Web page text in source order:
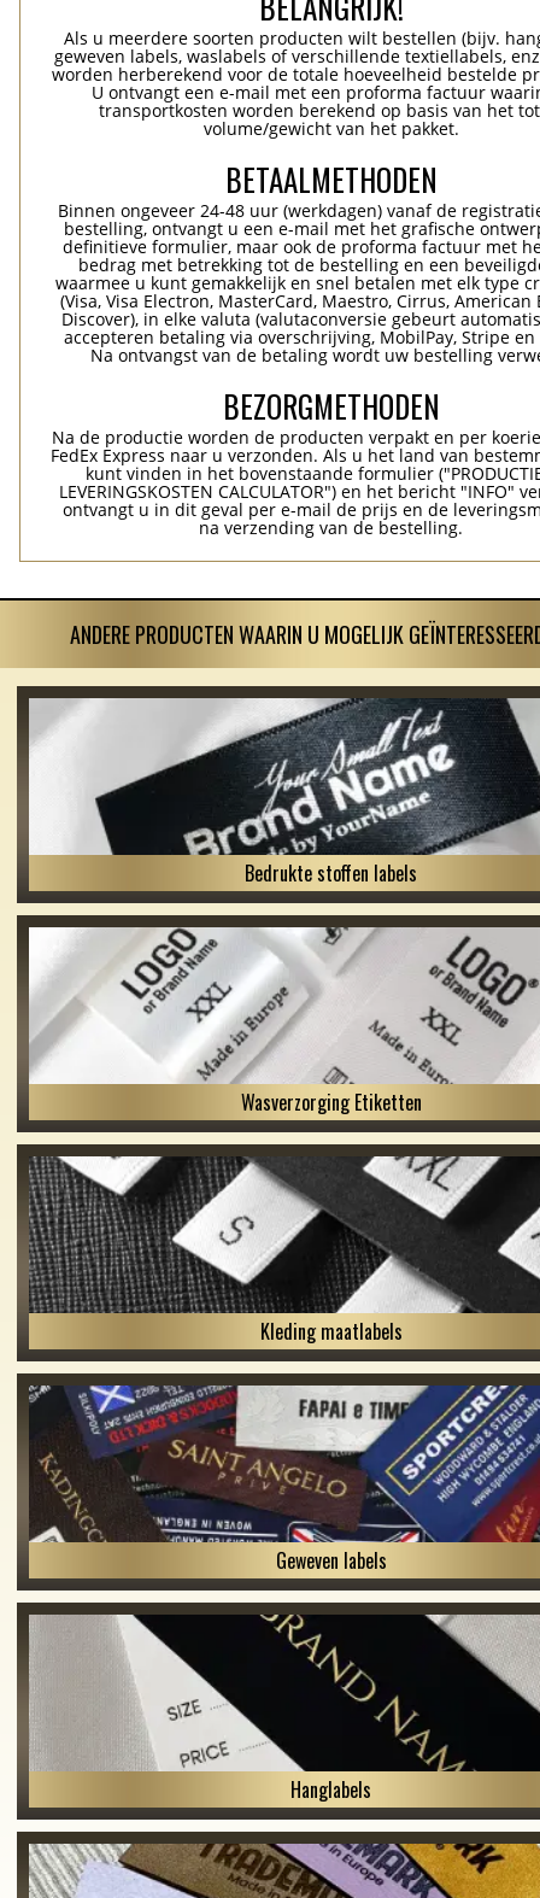
Als u meerdere soorten producten wilt bestellen (bijv.
geweven labels, waslabels of verschillende textiellabels,
worden herberekend voor de totale hoeveelheid bestelde
U ontvangt een e-mail met een proforma factuur
transportkosten worden berekend op basis van het
volume/gewicht van het pakket.
BETAALMETHODEN
Binnen ongeveer 24-48 uur (werkdagen) vanaf de
bestelling, ontvangt u een e-mail met het grafische
definitieve formulier, maar ook de proforma factuur met
bedrag met betrekking tot de bestelling en een
waarmee u kunt gemakkelijk en snel betalen met elk type
(Visa, Visa Electron, MasterCard, Maestro, Cirrus, American
Discover), in elke valuta (valutaconversie gebeurt
accepteren betaling via overschrijving, MobilPay, Stripe en
Na ontvangst van de betaling wordt uw bestelling
BEZORGMETHODEN
Na de productie worden de producten verpakt en per
FedEx Express naar u verzonden. Als u het land van
kunt vinden in het bovenstaande formulier
LEVERINGSKOSTEN CALCULATOR") en het bericht "INFO"
ontvangt u in dit geval per e-mail de prijs en de
na verzending van de bestelling.
ANDERE PRODUCTEN WAARIN U MOGELIJK
Bedrukte stoffen labels
Wasverzorging Etiketten
Kleding maatlabels
Geweven labels
Hanglabels